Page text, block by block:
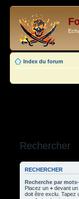
Index du forum
Rechercher
RECHERCHER
Recherche par
Placez un + devant
doit être exclu. Tapez